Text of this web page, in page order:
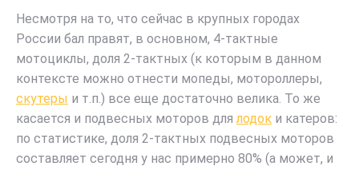
Несмотря на то, что сейчас в крупных городах
России бал правят, в основном, 4-тактные
мотоциклы, доля 2-тактных (к которым в данном
контексте можно отнести мопеды, мотороллеры,
скутеры и т.п.) все еще достаточно велика. То же
касается и подвесных моторов длялодок и катеров:
по статистике, доля 2-тактных подвесных моторов
составляет сегодня у нас примерно 80% (а может, и